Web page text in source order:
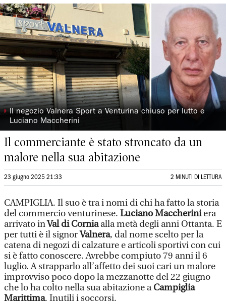
◗Il negozio Valnera Sport a Venturina chiuso per lutto e
Luciano Maccherini
Il commerciante è stato stroncato da un
malore nella sua abitazione
23 giugno 2025 21:33 2 MINUTI DI LETTURA
CAMPIGLIA. Il suo è tra i nomi di chi ha fatto la storia
del commercio venturinese. Luciano Maccheriniera
arrivato inVal di Corniaalla metà degli anni Ottanta. E
per tutti è il signorValnera, dal nome scelto per la
catena di negozi di calzature e articoli sportivi con cui
si è fatto conoscere. Avrebbe compiuto 79 anni il 6
luglio. A strapparlo all’affetto dei suoi cari un malore
improvviso poco dopo la mezzanotte del 22 giugno
che lo ha colto nella sua abitazione aCampiglia
Marittima. Inutili i soccorsi.